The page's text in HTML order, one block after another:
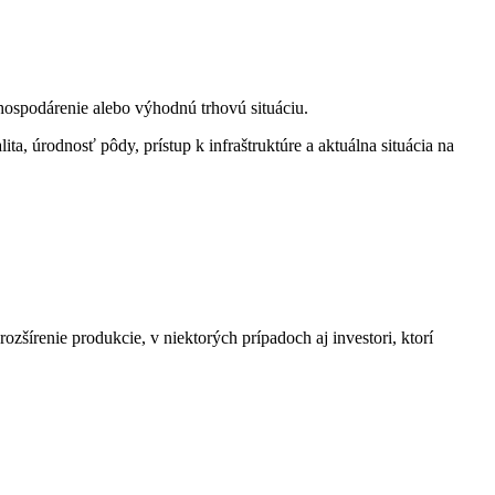
alebo výhodnú trhovú situáciu.
úrodnosť pôdy, prístup k infraštruktúre a aktuálna situácia na
produkcie, v niektorých prípadoch aj investori, ktorí